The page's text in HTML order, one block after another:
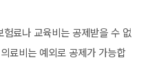
료나 교육비는 공제받을 수 없
료비는 예외로 공제가 가능합